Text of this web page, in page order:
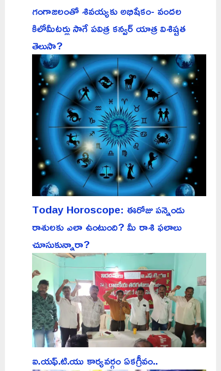
గంగాజలంతో శివయ్యకు అభిషేకం- వందల
కిలోమీటర్లు సాగే పవిత్ర కన్వర్ యాత్ర విశిష్టత
తెలుసా?
Today Horoscope: ఈరోజు పన్నెండు
రాశులకు ఎలా ఉంటుంది? మీ రాశి ఫలాలు
చూసుకున్నారా?
ఐ.యఫ్.టి.యు కార్యవర్గం ఏకగ్రీవం..